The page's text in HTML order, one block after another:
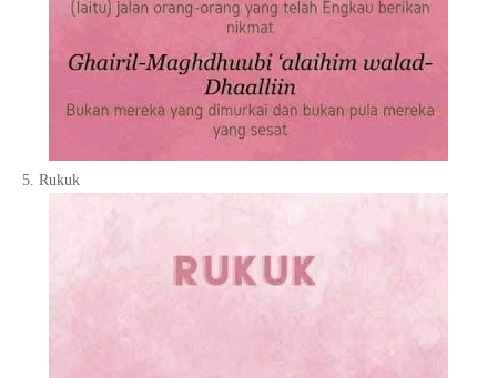
5. Rukuk